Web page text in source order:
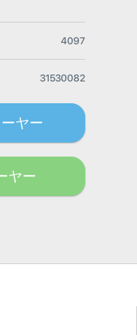
4097
31530082
ヤー
ヤー